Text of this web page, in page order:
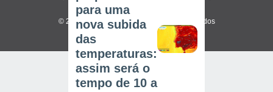
© 2026 Meteored. Todos os direitos reservados
para uma
nova subida
das
temperaturas:
assim será o
tempo de 10 a